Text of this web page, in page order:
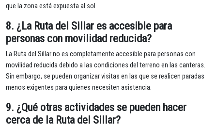
que la zona está expuesta al sol.
8. ¿La Ruta del Sillar es accesible para
personas con movilidad reducida?
La Ruta del Sillar no es completamente accesible para personas con
movilidad reducida debido a las condiciones del terreno en las canteras.
Sin embargo, se pueden organizar visitas en las que se realicen paradas
menos exigentes para quienes necesiten asistencia.
9. ¿Qué otras actividades se pueden hacer
cerca de la Ruta del Sillar?